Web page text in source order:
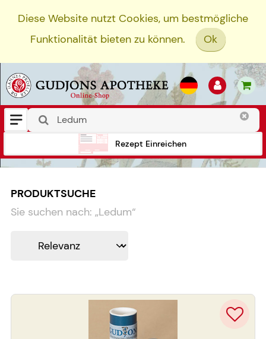
Diese Website nutzt Cookies, um bestmögliche
Funktionalität bieten zu können.
Ok
Rezept Einreichen
PRODUKTSUCHE
Sie suchen nach: „Ledum“